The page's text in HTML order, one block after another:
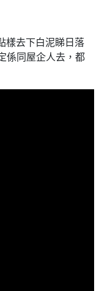
樣去下白泥睇日落
係同屋企人去，都